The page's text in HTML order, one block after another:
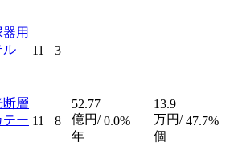
用
ル
11 3
断層
テー 11 8
52.77
億円/
年
0.0%
13.9
万円/
個
47.7%